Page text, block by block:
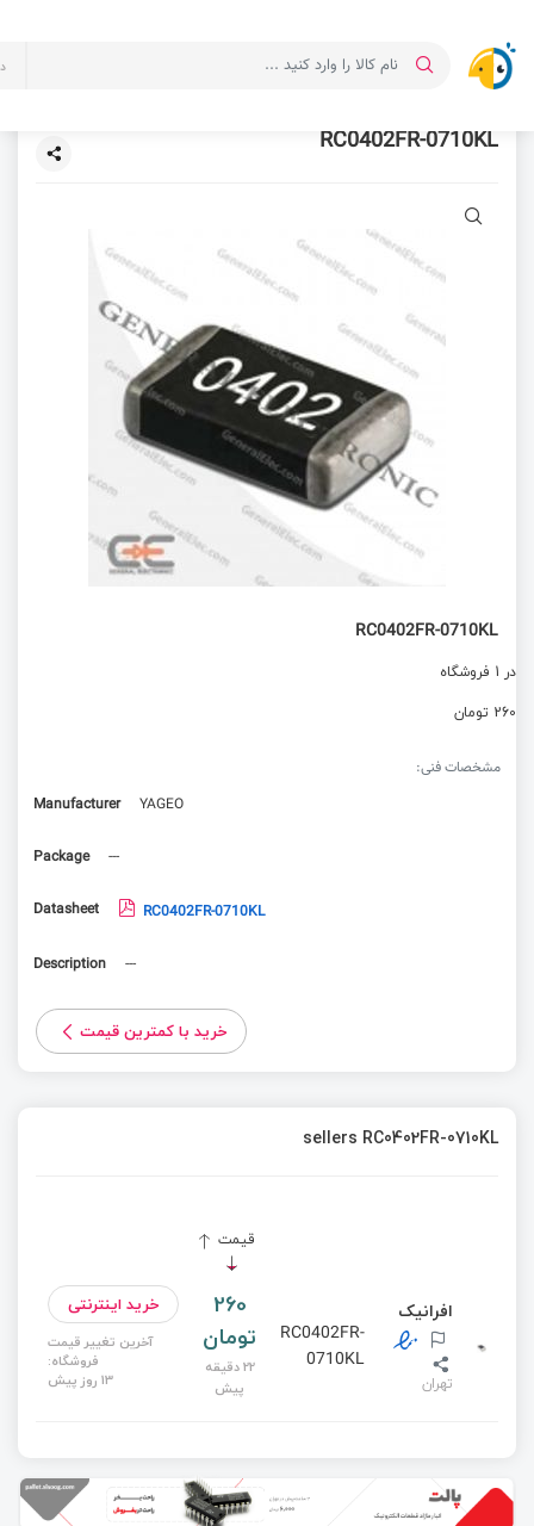
RC0402FR-0710KL
RC0402FR-0710KL
در 1 فروشگاه
260 تومان
مشخصات فنی:
Manufacturer
YAGEO
Package ---
Datasheet RC0402FR-0710KL
Description ---
خرید با کمترین قیمت
sellers RC0402FR-0710KL
قیمت
افرانیک
تهران
RC0402FR-
0710KL
260
تومان
22 دقیقه
پیش
خرید اینترنتی
آخرین تغییر قیمت
فروشگاه:
13 روز پیش